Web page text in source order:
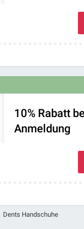
10% Rabatt
Anmeldung
Dents Handschuhe